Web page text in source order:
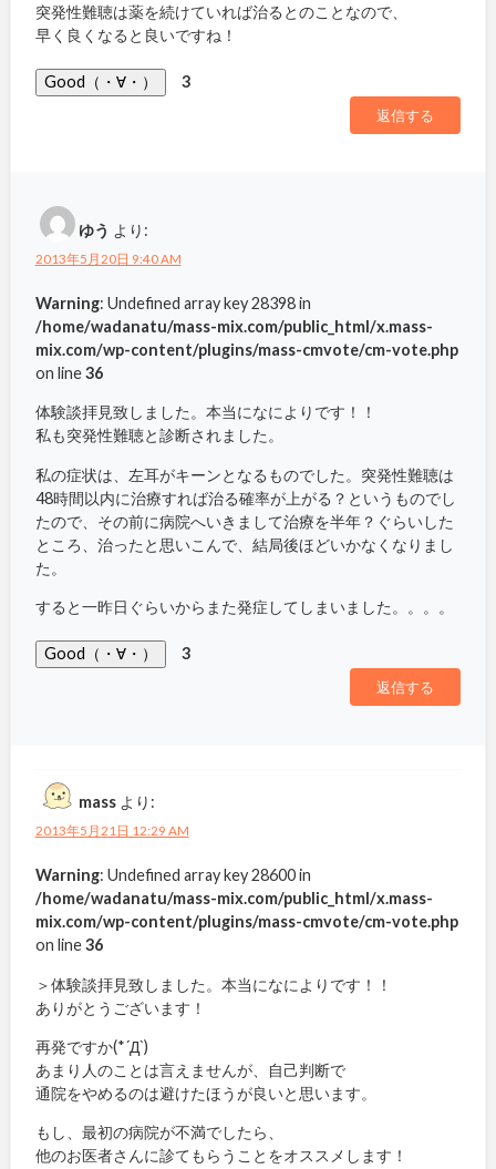
突発性難聴は薬を続けていれば治るとのことなので、
早く良くなると良いですね！
Good（・∀・） 3
返信する
ゆう より:
2013年5月20日 9:40 AM
Warning: Undefined array key 28398 in
/home/wadanatu/mass-mix.com/public_html/x.mass-
mix.com/wp-content/plugins/mass-cmvote/cm-vote.php
on line36
体験談拝見致しました。本当になによりです！！
私も突発性難聴と診断されました。
私の症状は、左耳がキーンとなるものでした。突発性難聴は
48時間以内に治療すれば治る確率が上がる？というものでし
たので、その前に病院へいきまして治療を半年？ぐらいした
ところ、治ったと思いこんで、結局後ほどいかなくなりまし
た。
すると一昨日ぐらいからまた発症してしまいました。。。。
Good（・∀・） 3
返信する
mass より:
2013年5月21日 12:29 AM
Warning: Undefined array key 28600 in
/home/wadanatu/mass-mix.com/public_html/x.mass-
mix.com/wp-content/plugins/mass-cmvote/cm-vote.php
on line36
＞体験談拝見致しました。本当になによりです！！
ありがとうございます！
再発ですか(*´Д`)
あまり人のことは言えませんが、自己判断で
通院をやめるのは避けたほうが良いと思います。
もし、最初の病院が不満でしたら、
他のお医者さんに診てもらうことをオススメします！